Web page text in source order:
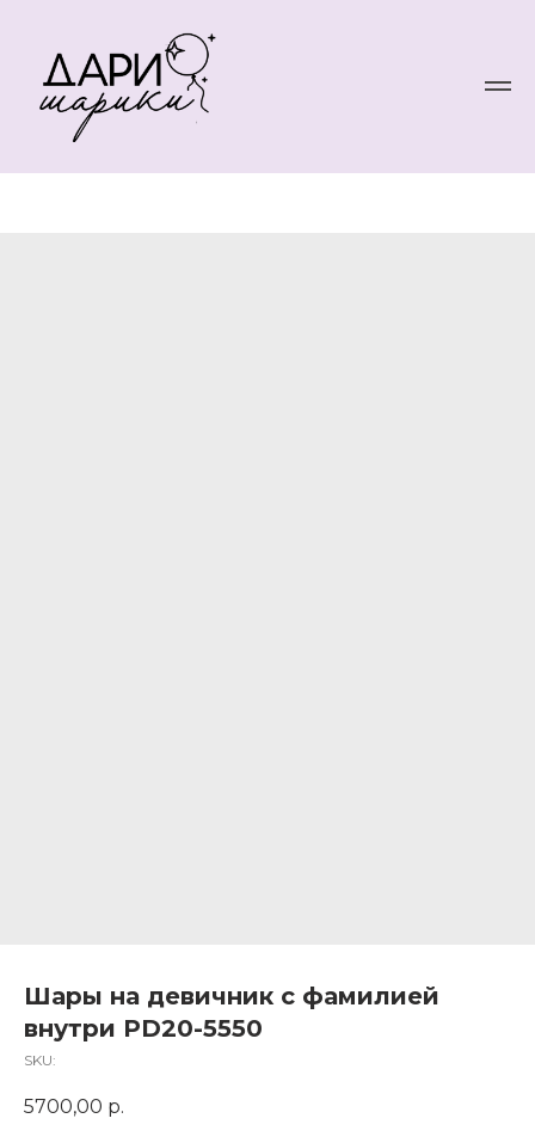
Шары на девичник с фамилией
внутри PD20-5550
SKU:
5700,00 р.